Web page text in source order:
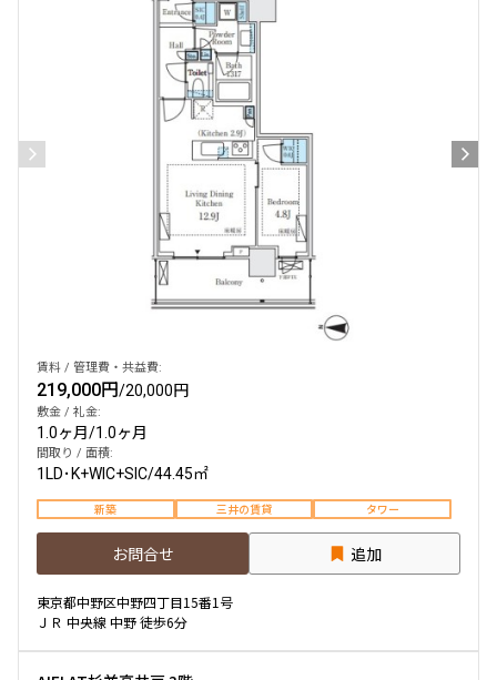
賃料 / 管理費・共益費:
219,000円/20,000円
敷金 / 礼金:
1.0ヶ月/1.0ヶ月
間取り / 面積:
1LD･K+WIC+SIC/44.45㎡
新築 三井の賃貸 タワー
お問合せ 追加
東京都中野区中野四丁目15番1号
ＪＲ 中央線 中野 徒歩6分